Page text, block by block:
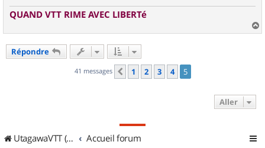
QUAND VTT RIME AVEC LIBERTé
a
Répondre
41 messages Précédent
1 2 3 4 5
Aller
UtagawaVTT (Randos VTT et VTTAE avec traces GPS) Accueil forum